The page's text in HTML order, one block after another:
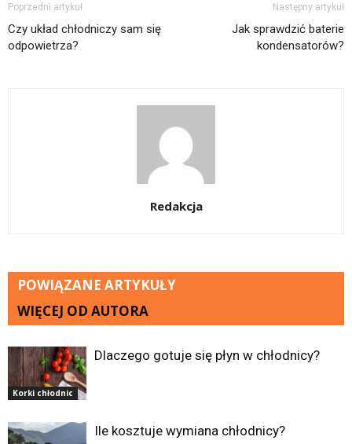
Poprzedni artykuł
Czy układ chłodniczy sam się
odpowietrza?
Następny artykuł
Jak sprawdzić baterie
kondensatorów?
Redakcja
POWIĄZANE ARTYKUŁY
WIĘCEJ OD AUTORA
Korki chłodnic
Dlaczego gotuje się płyn w chłodnicy?
Ile kosztuje wymiana chłodnicy?